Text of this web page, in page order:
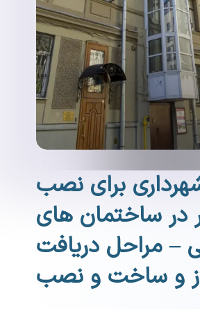
برای نصب
در ساختمان های
– مراحل دریافت
و ساخت و نصب